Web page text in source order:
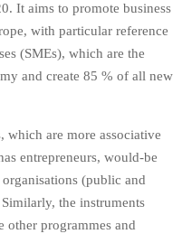
It aims to promote business
with particular reference
(SMEs), which are the
and create 85 % of all new
which are more associative
entrepreneurs, would-be
(public and
the instruments
programmes and